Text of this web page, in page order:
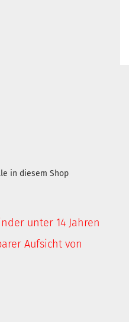
in diesem Shop
unter 14 Jahren
Aufsicht von